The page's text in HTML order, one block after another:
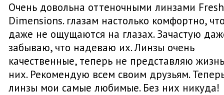
Очень довольна оттеночными линзами
Dimensions. глазам настолько комфортно,
даже не ощущаются на глазах. Зачастую
забываю, что надеваю их. Линзы очень
качественные, теперь не представляю
них. Рекомендую всем своим друзьям.
линзы мои самые любимые. Без них никуда!